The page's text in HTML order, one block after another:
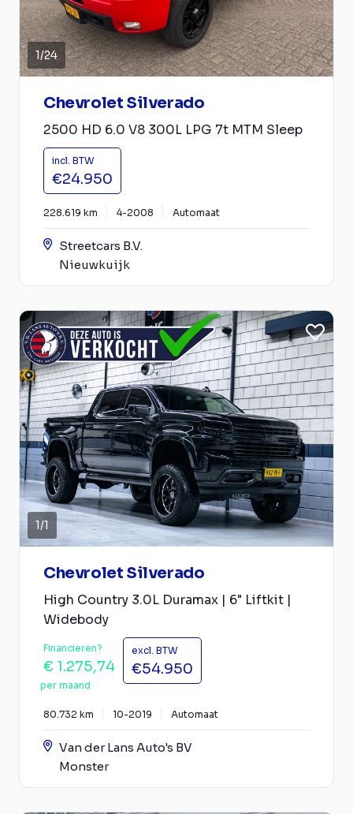
1/24
Chevrolet Silverado
2500 HD 6.0 V8 300L LPG 7t MTM Sleep
incl. BTW
€24.950
228.619 km 4-2008 Automaat
Streetcars B.V.
Nieuwkuijk
1/1
Chevrolet Silverado
High Country 3.0L Duramax | 6" Liftkit |
Widebody
Financieren?
€ 1.275,74
per maand
excl. BTW
€54.950
80.732 km 10-2019 Automaat
Van der Lans Auto's BV
Monster